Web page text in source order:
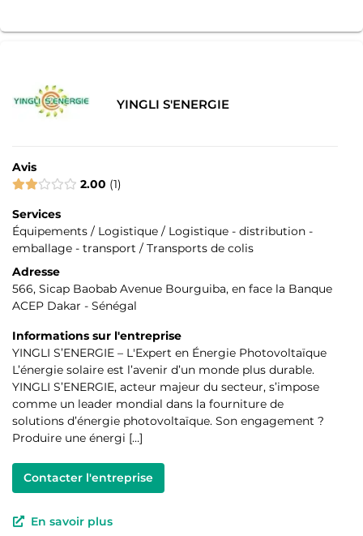
YINGLI S'ENERGIE
Avis
2.00 1
Services
Équipements / Logistique / Logistique - distribution -
emballage - transport / Transports de colis
Adresse
566, Sicap Baobab Avenue Bourguiba, en face la Banque
ACEP Dakar - Sénégal
Informations sur l'entreprise
YINGLI S’ENERGIE – L'Expert en Énergie Photovoltaïque
L’énergie solaire est l’avenir d’un monde plus durable.
YINGLI S’ENERGIE, acteur majeur du secteur, s’impose
comme un leader mondial dans la fourniture de
solutions d’énergie photovoltaïque. Son engagement ?
Produire une énergi […]
Contacter l'entreprise
En savoir plus